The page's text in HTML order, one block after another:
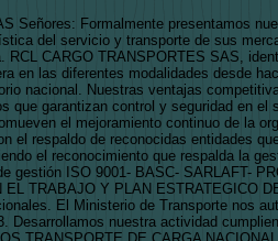
Señores: Formalmente presentamos
del servicio y transporte de sus
CARGO TRANSPORTES SAS,
en las diferentes modalidades desde
nacional. Nuestras ventajas
que garantizan control y seguridad en
el mejoramiento continuo de la
el respaldo de reconocidas entidades
el reconocimiento que respalda la
gestión ISO 9001- BASC- SARLAFT-
TRABAJO Y PLAN ESTRATEGICO
El Ministerio de Transporte nos
Desarrollamos nuestra actividad